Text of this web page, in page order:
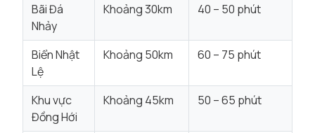
Bãi Đá
Nhảy
Khoảng 30km 40 – 50 phút
Biển Nhật
Lệ
Khoảng 50km 60 – 75 phút
Khu vực
Đồng Hới
Khoảng 45km 50 – 65 phút